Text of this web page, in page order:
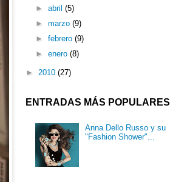
► abril (5)
► marzo (9)
► febrero (9)
► enero (8)
► 2010 (27)
ENTRADAS MÁS POPULARES
Anna Dello Russo y su
"Fashion Shower"...